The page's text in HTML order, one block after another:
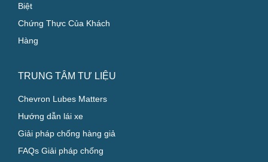
Biệt
Chứng Thực Của Khách
Hàng
TRUNG TÂM TƯ LIỆU
Chevron Lubes Matters
Hướng dẫn lái xe
Giải pháp chống hàng giả
FAQs Giải pháp chống